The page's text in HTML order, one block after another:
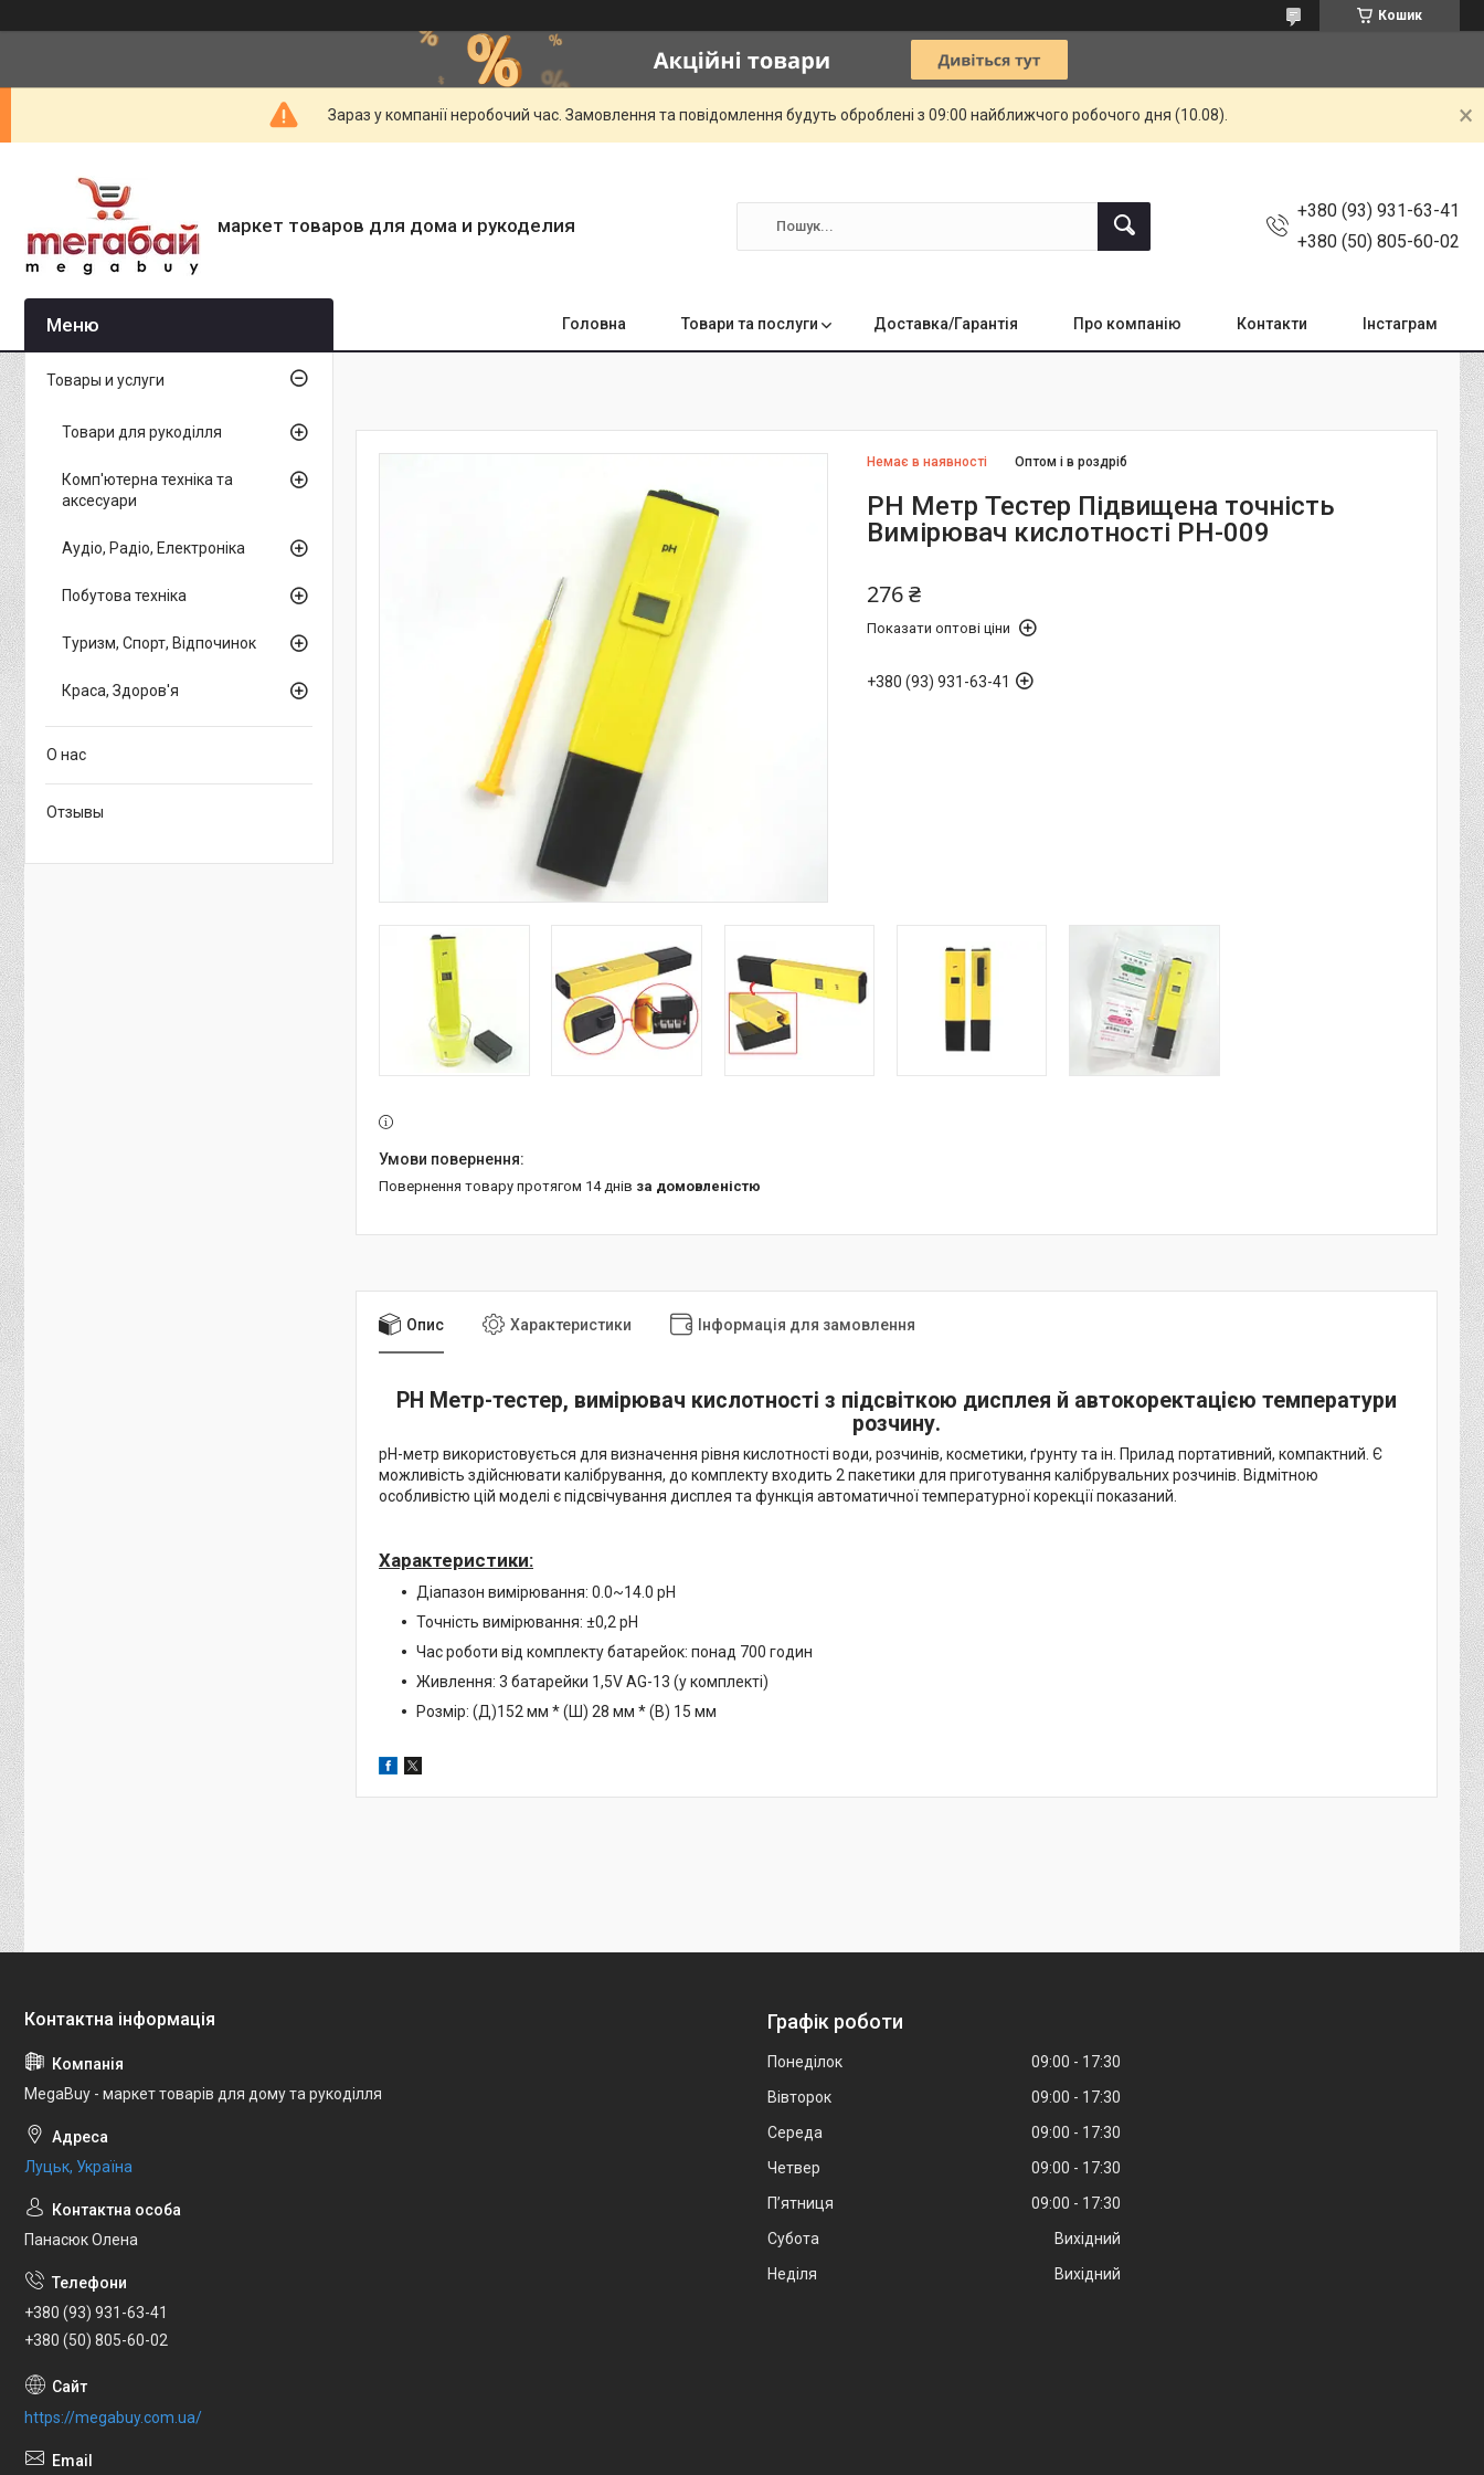
Кошик
Зараз у компанії неробочий час. Замовлення та повідомлення будуть оброблені з 09:00 найближчого робочого дня (10.08).
маркет товаров для дома и рукоделия
+380 (93) 931-63-41
+380 (50) 805-60-02
Головна Товари та послуги Доставка/Гарантія Про компанію Контакти Інстаграм
Немає в наявності Оптом і в роздріб
PH Метр Тестер Підвищена точність
Вимірювач кислотності PH-009
276 ₴
Показати оптові ціни
+380 (93) 931-63-41
повернення товару протягом 14 днів за домовленістю
Опис Характеристики Інформація для замовлення
PH Метр-тестер, вимірювач кислотності з підсвіткою дисплея й автокоректацією температури
розчину.
pH-метр використовується для визначення рівня кислотності води, розчинів, косметики, ґрунту та ін. Прилад портативний, компактний. Є
можливість здійснювати калібрування, до комплекту входить 2 пакетики для приготування калібрувальних розчинів. Відмітною
особливістю цій моделі є підсвічування дисплея та функція автоматичної температурної корекції показаний.
Характеристики:
Діапазон вимірювання: 0.0~14.0 pH
Точність вимірювання: ±0,2 pH
Час роботи від комплекту батарейок: понад 700 годин
Живлення: 3 батарейки 1,5V AG-13 (у комплекті)
Розмір: (Д)152 мм * (Ш) 28 мм * (В) 15 мм
Товары и услуги
Товари для рукоділля
Комп'ютерна техніка та
аксесуари
Аудіо, Радіо, Електроніка
Побутова техніка
Туризм, Спорт, Відпочинок
Краса, Здоров'я
О нас
Отзывы
MegaBuy - маркет товарів для дому та рукоділля
Луцьк, Україна
Панасюк Олена
+380 (93) 931-63-41
+380 (50) 805-60-02
https://megabuy.com.ua/
Графік роботи
Понеділок 09:00
17:30
Вівторок
09:00
17:30
Середа
09:00
17:30
Четвер
09:00
17:30
Пʼятниця
09:00
17:30
Субота
Вихідний
Неділя
Вихідний